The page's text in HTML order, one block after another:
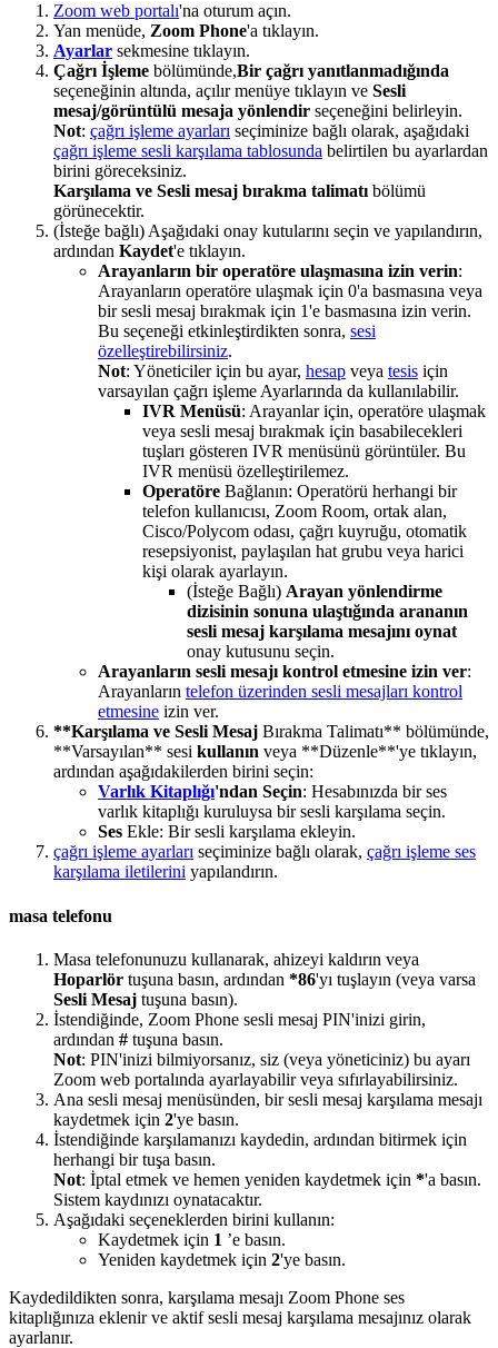
Zoom web portalı'na oturum açın.
Yan menüde, Zoom Phone'a tıklayın.
Ayarlar sekmesine tıklayın.
Çağrı İşleme bölümünde,Bir çağrı yanıtlanmadığında
seçeneğinin altında, açılır menüye tıklayın ve Sesli
mesaj/görüntülü mesaja yönlendir seçeneğini belirleyin.
Not: çağrı işleme ayarları seçiminize bağlı olarak, aşağıdaki
çağrı işleme sesli karşılama tablosunda belirtilen bu ayarlardan
birini göreceksiniz.
Karşılama ve Sesli mesaj bırakma talimatıbölümü
görünecektir.
(İsteğe bağlı) Aşağıdaki onay kutularını seçin ve yapılandırın,
ardından Kaydet'e tıklayın.
Arayanların bir operatöre ulaşmasına izin verin:
Arayanların operatöre ulaşmak için 0'a basmasına veya
bir sesli mesaj bırakmak için 1'e basmasına izin verin.
Bu seçeneği etkinleştirdikten sonra, sesi
özelleştirebilirsiniz.
Not: Yöneticiler için bu ayar, hesap veya tesis için
varsayılan çağrı işleme Ayarlarında da kullanılabilir.
IVR Menüsü: Arayanlar için, operatöre ulaşmak
veya sesli mesaj bırakmak için basabilecekleri
tuşları gösteren IVR menüsünü görüntüler. Bu
IVR menüsü özelleştirilemez.
Operatöre Bağlanın: Operatörü herhangi bir
telefon kullanıcısı, Zoom Room, ortak alan,
Cisco/Polycom odası, çağrı kuyruğu, otomatik
resepsiyonist, paylaşılan hat grubu veya harici
kişi olarak ayarlayın.
(İsteğe Bağlı) Arayan yönlendirme
dizisinin sonuna ulaştığında arananın
sesli mesaj karşılama mesajını oynat
onay kutusunu seçin.
Arayanların sesli mesajı kontrol etmesine izin ver:
Arayanların telefon üzerinden sesli mesajları kontrol
etmesine izin ver.
**Karşılama ve Sesli Mesaj Bırakma Talimatı** bölümünde,
**Varsayılan** sesi kullanın veya **Düzenle**'ye tıklayın,
ardından aşağıdakilerden birini seçin:
Varlık Kitaplığı'ndan Seçin: Hesabınızda bir ses
varlık kitaplığı kuruluysa bir sesli karşılama seçin.
Ses Ekle: Bir sesli karşılama ekleyin.
çağrı işleme ayarları seçiminize bağlı olarak, çağrı işleme ses
karşılama iletilerini yapılandırın.
masa telefonu
Masa telefonunuzu kullanarak, ahizeyi kaldırın veya
Hoparlör tuşuna basın, ardından *86'yı tuşlayın (veya varsa
Sesli Mesaj tuşuna basın).
İstendiğinde, Zoom Phone sesli mesaj PIN'inizi girin,
ardından # tuşuna basın.
Not: PIN'inizi bilmiyorsanız, siz (veya yöneticiniz) bu ayarı
Zoom web portalında ayarlayabilir veya sıfırlayabilirsiniz.
Ana sesli mesaj menüsünden, bir sesli mesaj karşılama mesajı
kaydetmek için 2'ye basın.
İstendiğinde karşılamanızı kaydedin, ardından bitirmek için
herhangi bir tuşa basın.
Not: İptal etmek ve hemen yeniden kaydetmek için *'a basın.
Sistem kaydınızı oynatacaktır.
Aşağıdaki seçeneklerden birini kullanın:
Kaydetmek için 1 ’e basın.
Yeniden kaydetmek için 2'ye basın.
Kaydedildikten sonra, karşılama mesajı Zoom Phone ses
kitaplığınıza eklenir ve aktif sesli mesaj karşılama mesajınız olarak
ayarlanır.